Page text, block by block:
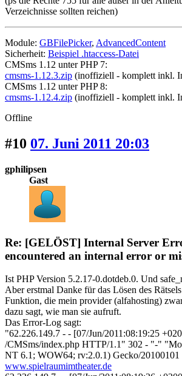
Verzeichnisse sollten reichen)
Module: GBFilePicker, AdvancedContent
Sicherheit: Beispiel .htaccess-Datei
CMSms 1.12 unter PHP 7:
cmsms-1.12.3.zip (inoffiziell - komplett inkl.
CMSms 1.12 unter PHP 8:
cmsms-1.12.4.zip (inoffiziell - komplett inkl.
Offline
#10 07. Juni 2011 20:03
gphilipsen
Gast
Re: [GELÖST] Internal Server
encountered an internal error or
Ist PHP Version 5.2.17-0.dotdeb.0. Und
Aber erstmal Danke für das Lösen des
Funktion, die mein provider (alfahosting)
dazu sagt, wie man sie aufruft.
Das Error-Log sagt:
"62.226.149.7 - - [07/Jun/2011:08:19:25
/CMSms/index.php HTTP/1.1" 302 - "-"
NT 6.1; WOW64; rv:2.0.1) Gecko/
www.spielraumimtheater.de